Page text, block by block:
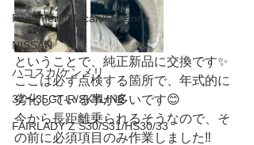
Panamera/Macan/Cayenne
NISSAN
ハコスカ/ケンメリ
32〜35GT-R/SKYLINE
FAIRLADY Z S30/S31/HS30/33
ということで、純正新品に交換です✨
ここは必ず点検する箇所で、年式的に
劣化している事が多いです😊
今から長距離乗られるそうなので、そ
の前に必須項目のみ作業しました‼️